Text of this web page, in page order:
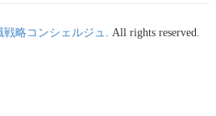
戦略コンシェルジュ . All rights reserved.